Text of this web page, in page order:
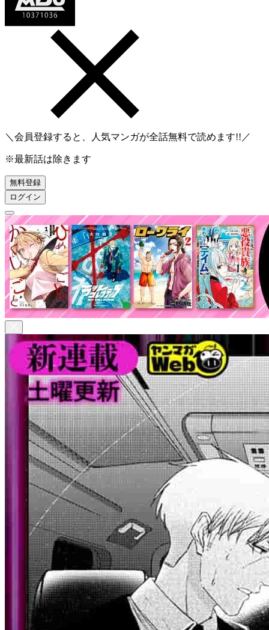
＼会員登録すると、人気マンガが全話無料で読めます!!／
※最新話は除きます
無料登録
ログイン